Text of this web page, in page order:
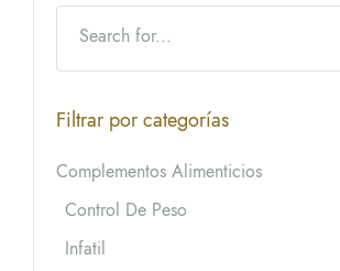
Filtrar por categorías
Complementos Alimenticios
Control De Peso
Infatil